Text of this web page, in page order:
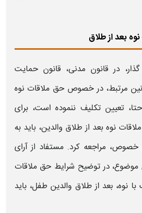
بعد از طلاق
در قانون مدنی، قانون حمایت
مرتبط، در خصوص حق ملاقات نوه
تعیین تکلیف ننموده است، برای
نوه بعد از طلاق والدین، باید به
خصوص، مراجعه کرد. مستفاد از آرای
موضوع، در توضیح شرایط حق ملاقات
نوه، بعد از طلاق والدین طفل، باید